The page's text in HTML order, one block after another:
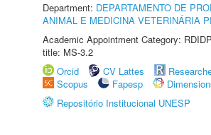
Department: DEPARTAMENTO DE
ANIMAL E MEDICINA VETERINÁRIA
Academic Appointment Category:
title: MS-3.2
Orcid
CV Lattes
Scopus
Fapesp
Repositório Institucional UNESP